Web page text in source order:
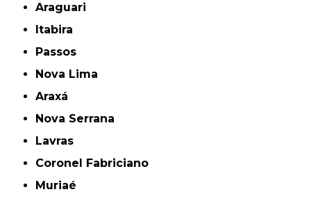
Araguari
Itabira
Passos
Nova Lima
Araxá
Nova Serrana
Lavras
Coronel Fabriciano
Muriaé